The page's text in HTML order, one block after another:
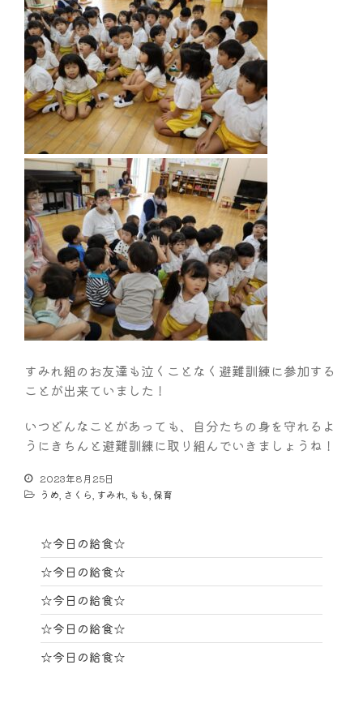
すみれ組のお友達も泣くことなく避難訓練に参加する
ことが出来ていました！
いつどんなことがあっても、自分たちの身を守れるよ
うにきちんと避難訓練に取り組んでいきましょうね！
2023年8月25日
うめ さくら すみれ もも 保育
☆今日の給食☆
☆今日の給食☆
☆今日の給食☆
☆今日の給食☆
☆今日の給食☆